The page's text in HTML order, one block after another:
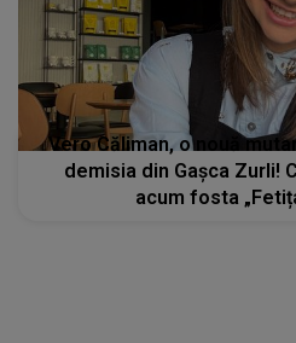
Vero Căliman, o nouă
demisia din Gașca Zurli!
acum fosta